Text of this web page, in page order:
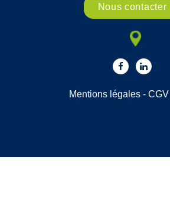
Nous contacter
Mentions légales - CGV